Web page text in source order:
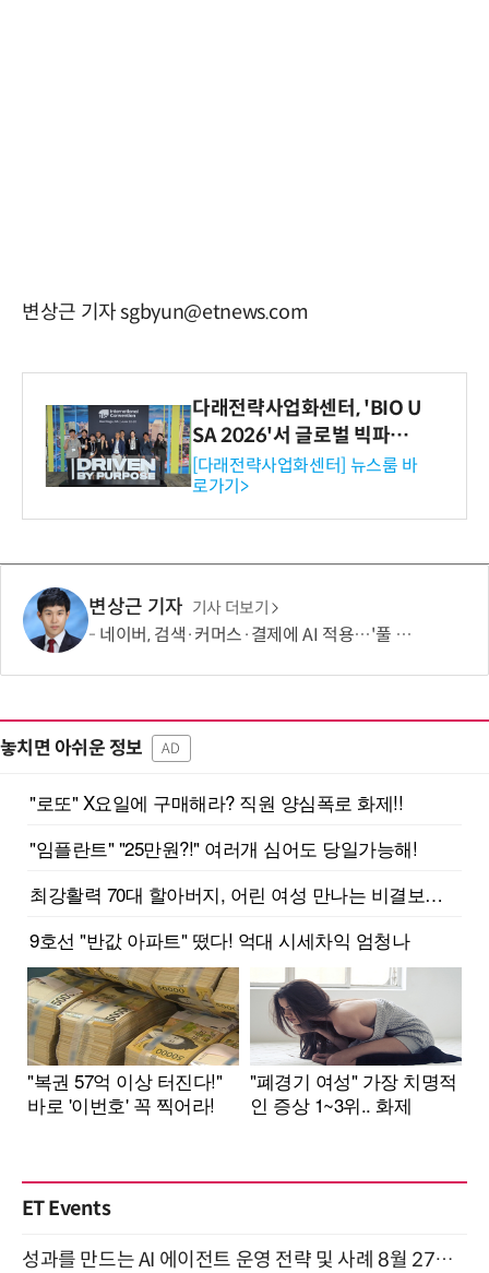
변상근 기자 sgbyun@etnews.com
다래전략사업화센터, 'BIO U
SA 2026'서 글로벌 빅파마
와의 비즈니스 미팅 지원…K
-바이오 해외 진출 교두보 확
보
[다래전략사업화센터] 뉴스룸 바
로가기>
변상근 기자 기사 더보기
네이버, 검색·커머스·결제에 AI 적용…'풀 퍼널' 수익화 강화
놓치면 아쉬운 정보 AD
ET Events
성과를 만드는 AI 에이전트 운영 전략 및 사례 8월 27일 개최